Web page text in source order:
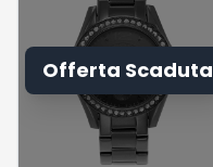
Offerta Scaduta